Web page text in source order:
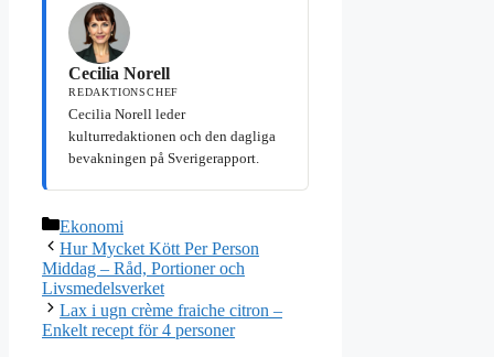
Cecilia Norell
REDAKTIONSCHEF
Cecilia Norell leder
kulturredaktionen och den dagliga
bevakningen på Sverigerapport.
Kategorier
Ekonomi
Hur Mycket Kött Per Person
Middag – Råd, Portioner och
Livsmedelsverket
Lax i ugn crème fraiche citron –
Enkelt recept för 4 personer